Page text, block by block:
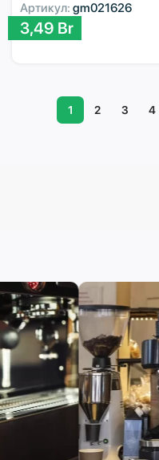
Артикул: gm021626
3,49 Br
1 2 3 4